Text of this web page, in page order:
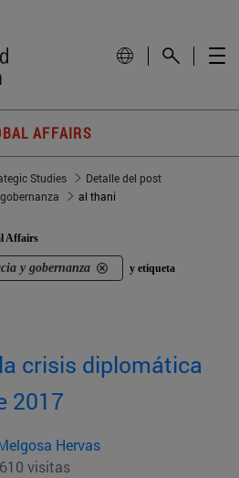
AFFAIRS
Studies
Detalle del post
al thani
Affairs
y gobernanza y etiqueta
crisis diplomática
2017
Hervas
visitas